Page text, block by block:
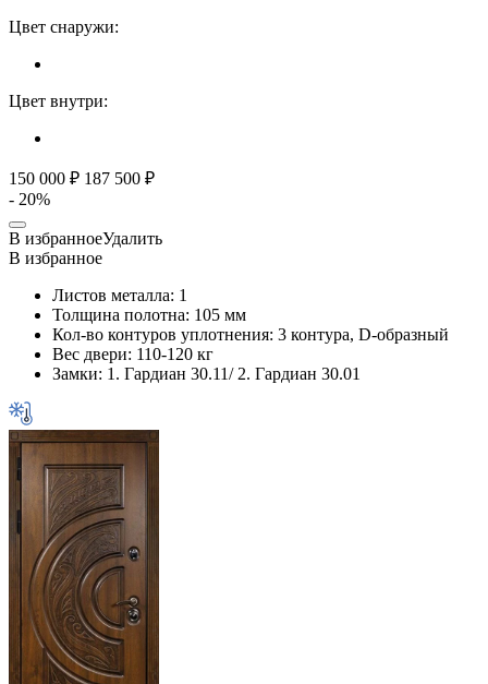
Цвет снаружи:
Цвет внутри:
150 000 ₽ 187 500 ₽
- 20%
В избранноеУдалить
В избранное
Листов металла: 1
Толщина полотна: 105 мм
Кол-во контуров уплотнения: 3 контура, D-образный
Вес двери: 110-120 кг
Замки: 1. Гардиан 30.11/ 2. Гардиан 30.01